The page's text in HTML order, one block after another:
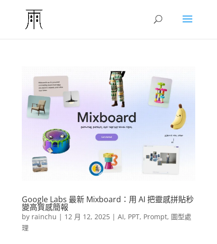
Google Labs 最新 Mixboard：用 AI 把靈感拼貼秒
變高質感簡報
by rainchu | 12 月 12, 2025| AI, PPT, Prompt, 圖型處
理